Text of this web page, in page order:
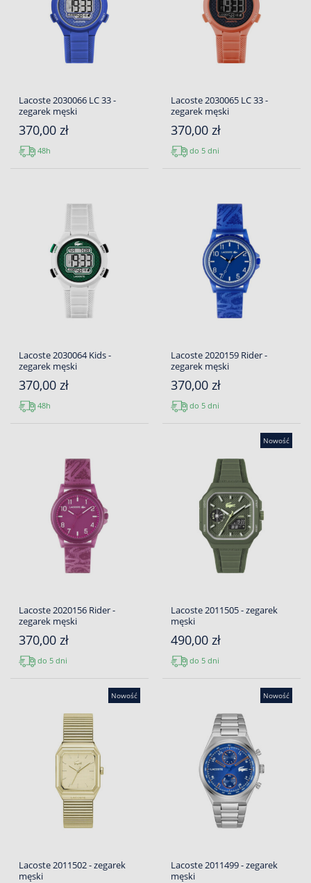
Lacoste 2030066 LC 33 -
zegarek męski
370,00 zł
48h
Lacoste 2030065 LC 33 -
zegarek męski
370,00 zł
do 5 dni
Lacoste 2030064 Kids -
zegarek męski
370,00 zł
48h
Lacoste 2020159 Rider -
zegarek męski
370,00 zł
do 5 dni
Lacoste 2020156 Rider -
zegarek męski
370,00 zł
do 5 dni
Nowość
Lacoste 2011505 - zegarek
męski
490,00 zł
do 5 dni
Nowość
Lacoste 2011502 - zegarek
męski
Nowość
Lacoste 2011499 - zegarek
męski